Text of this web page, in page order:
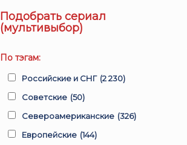
Подобрать сериал
(мультивыбор)
По тэгам:
Российские и СНГ (2 230)
Советские (50)
Североамериканские (326)
Европейские (144)